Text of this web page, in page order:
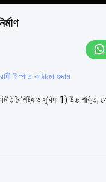
ইস্পাত কাঠামো গুদাম
বৈশিষ্ট্য ও সুবিধা 1) উচ্চ